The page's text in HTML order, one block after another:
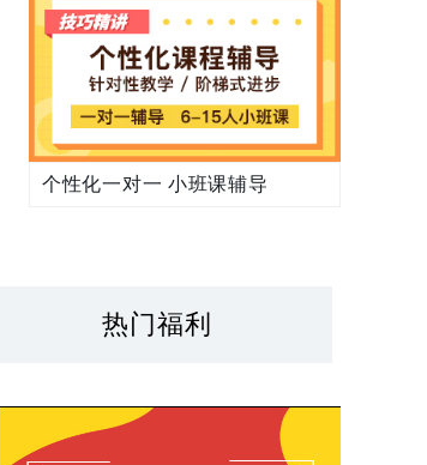
个性化一对一 小班课辅导
热门福利